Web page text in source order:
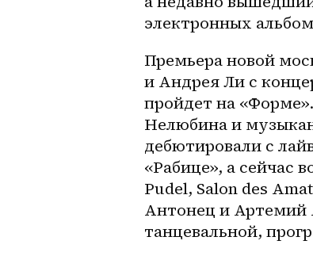
электронных
Премьера новой
и Андрея Ли с
пройдет на
Нелюбина и
дебютировали с
«Рабице», а сейчас
Pudel, Salon des
Антонец и Артемий
танцевальной,